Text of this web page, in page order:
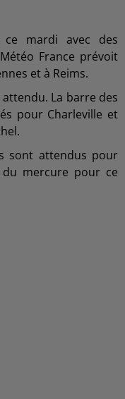
mardi avec des
France prévoit
et à Reims.
La barre des
pour Charleville et
sont attendus pour
mercure pour ce